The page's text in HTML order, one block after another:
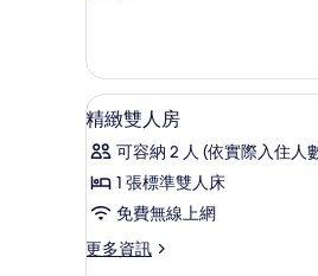
雙
人
床
的
所
有
相
客
房,
1
標
準
人
床
的
顯
示
精
緻
人
8
精緻雙人房
可容納 2 人 (依實際入住人
1 張標準雙人床
免費無線上網
更多資訊
更